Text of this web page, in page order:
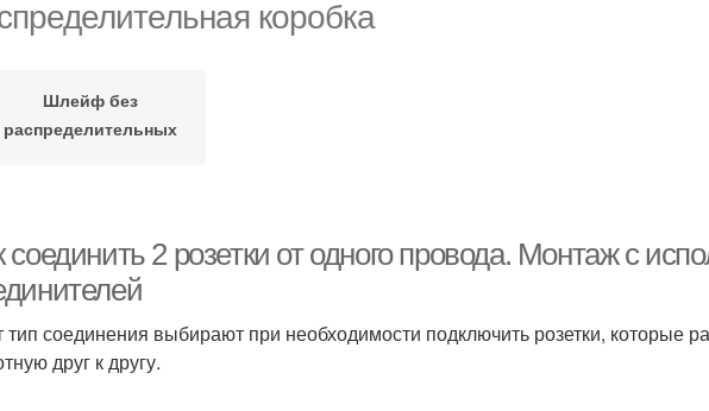
коробка
Шлейф без
распределительных
соединить 2 розетки от одного провода. Монтаж с
тип соединения выбирают при необходимости подключить розетки, которые
друг к другу.